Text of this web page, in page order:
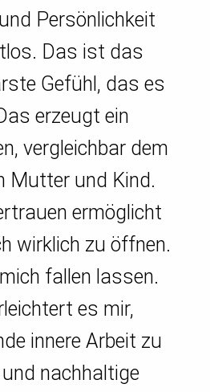
Persönlichkeit
Das ist das
Gefühl, das es
erzeugt ein
vergleichbar dem
Mutter und Kind.
ermöglicht
wirklich zu öffnen.
fallen lassen.
es mir,
innere Arbeit zu
und nachhaltige